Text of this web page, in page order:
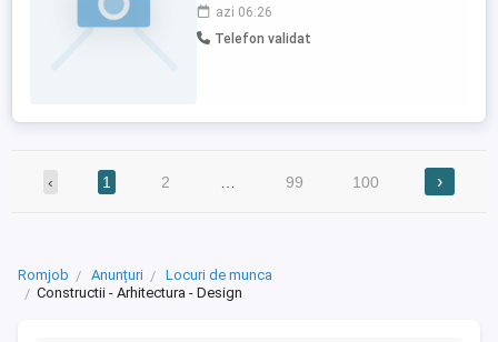
azi 06:26
Telefon validat
‹ 1 2 99 100 ›
Romjob Anunțuri
Locuri de munca
Constructii - Arhitectura - Design